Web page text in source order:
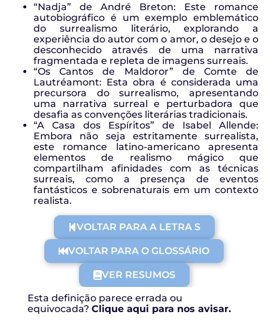
“Nadja” de André Breton: Este romance
autobiográfico é um exemplo emblemático
do surrealismo literário, explorando a
experiência do autor com o amor, o desejo e o
desconhecido através de uma narrativa
fragmentada e repleta de imagens surreais.
“Os Cantos de Maldoror” de Comte de
Lautréamont: Esta obra é considerada uma
precursora do surrealismo, apresentando
uma narrativa surreal e perturbadora que
desafia as convenções literárias tradicionais.
“A Casa dos Espíritos” de Isabel Allende:
Embora não seja estritamente surrealista,
este romance latino-americano apresenta
elementos de realismo mágico que
compartilham afinidades com as técnicas
surreais, como a presença de eventos
fantásticos e sobrenaturais em um contexto
realista.
VOLTAR PARA A LETRA S
VOLTAR PARA O GLOSSÁRIO
VER RESUMOS
Esta definição parece errada ou
equivocada? Clique aqui para nos avisar.